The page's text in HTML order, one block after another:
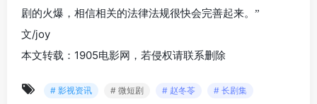
剧的火爆，相信相关的法律法规很快会完善起来。”
文/joy
本文转载：1905电影网，若侵权请联系删除
# 影视资讯 # 微短剧 # 赵冬苓 # 长剧集